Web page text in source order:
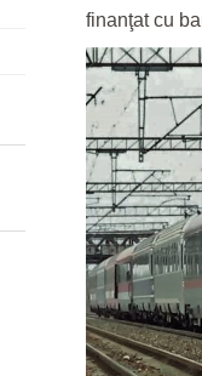
finanţat cu